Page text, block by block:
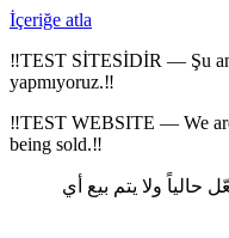
İçeriğe atla
‼TEST SİTESİDİR — Şu
yapmıyoruz.‼
‼TEST WEBSITE — We
being sold.‼
ولا يتم بيع أي